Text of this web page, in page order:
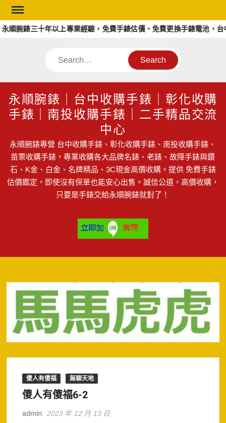
Skip
to
content
腕錶三十年以上專業經驗，免費手錶估價、免費更換手錶電池，台
Search
永順腕錶｜台中收購手錶｜彰化收購
手錶｜南投收購手錶｜二手精品交流
中心
永順腕錶專營 台中收購手錶、彰化收購手錶、南投收購手錶、
苗栗收購手錶，專業收購各大品牌名錶、老錶、故障手錶與鑽
石、K金、白金、名牌精品、3C現金高價收購。提供 免費手錶
估價鑑定，即使沒有保單也能安心出售。誠信公道，高價收購，
只要是手錶交給永順腕錶就對了！
傻人有傻福 無聊天地
傻人有傻福6-2
admin 2023 年 12 月 13 日